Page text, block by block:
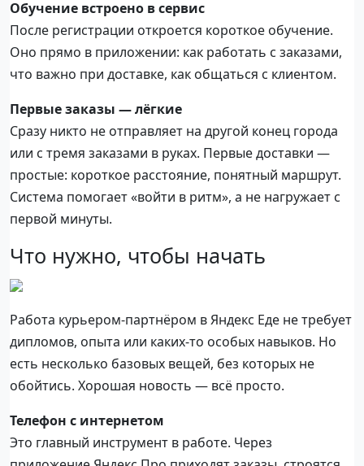
Обучение встроено в сервис
После регистрации откроется короткое обучение.
Оно прямо в приложении: как работать с заказами,
что важно при доставке, как общаться с клиентом.
Первые заказы — лёгкие
Сразу никто не отправляет на другой конец города
или с тремя заказами в руках. Первые доставки —
простые: короткое расстояние, понятный маршрут.
Система помогает «войти в ритм», а не нагружает с
первой минуты.
Что нужно, чтобы начать
Работа курьером-партнёром в Яндекс Еде не требует
дипломов, опыта или каких-то особых навыков. Но
есть несколько базовых вещей, без которых не
обойтись. Хорошая новость — всё просто.
Телефон с интернетом
Это главный инструмент в работе. Через